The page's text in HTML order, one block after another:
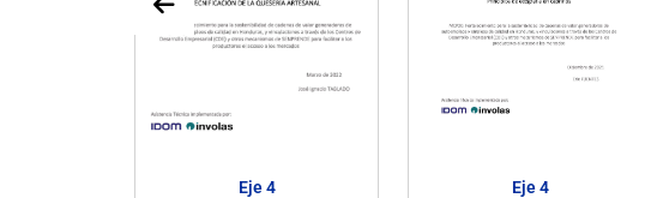
Eje 4 Eje 4